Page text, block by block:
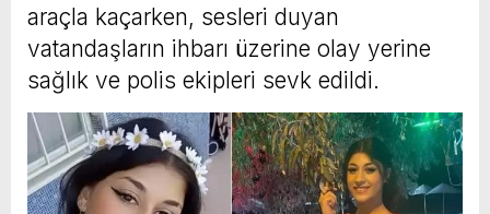
araçla kaçarken, sesleri duyan
vatandaşların ihbarı üzerine olay yerine
sağlık ve polis ekipleri sevk edildi.